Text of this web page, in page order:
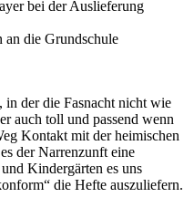
die Grundschule
der die Fasnacht nicht wie
auch toll und passend wenn
Kontakt mit der heimischen
der Narrenzunft eine
Kindergärten es uns
die Hefte auszuliefern.